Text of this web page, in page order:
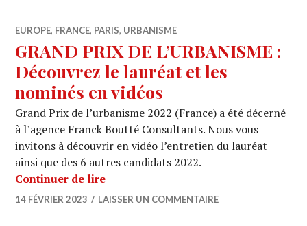
EUROPE, FRANCE, PARIS, URBANISME
GRAND PRIX DE L’URBANISME :
Découvrez le lauréat et les
nominés en vidéos
Grand Prix de l’urbanisme 2022 (France) a été décerné
à l’agence Franck Boutté Consultants. Nous vous
invitons à découvrir en vidéo l’entretien du lauréat
ainsi que des 6 autres candidats 2022.
Continuer de lireGRAND PRIX DE L’URBANISME :
14 FÉVRIER 2023 LAISSER UN COMMENTAIRE